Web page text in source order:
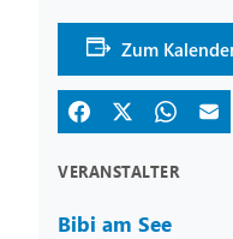
Zum
VERANSTALTER
Bibi am See